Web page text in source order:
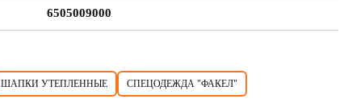
6505009000
ШАПКИ УТЕПЛЕННЫЕ СПЕЦОДЕЖДА "ФАКЕЛ"